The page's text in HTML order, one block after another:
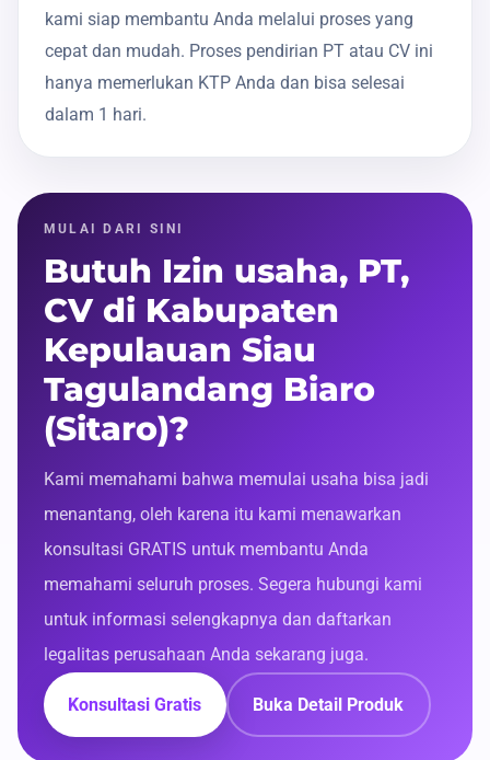
kami siap membantu Anda melalui proses yang
cepat dan mudah. Proses pendirian PT atau CV ini
hanya memerlukan KTP Anda dan bisa selesai
dalam 1 hari.
MULAI DARI SINI
Butuh Izin usaha, PT,
CV di Kabupaten
Kepulauan Siau
Tagulandang Biaro
(Sitaro)?
Kami memahami bahwa memulai usaha bisa jadi
menantang, oleh karena itu kami menawarkan
konsultasi GRATIS untuk membantu Anda
memahami seluruh proses. Segera hubungi kami
untuk informasi selengkapnya dan daftarkan
legalitas perusahaan Anda sekarang juga.
Konsultasi Gratis Buka Detail Produk